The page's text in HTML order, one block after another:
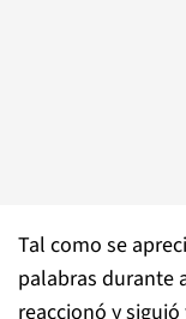
Tal como se
palabras durante
reaccionó y